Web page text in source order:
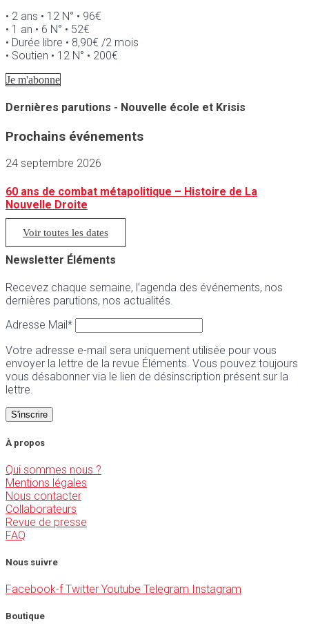
• 2 ans • 12 N° • 96€
• 1 an • 6 N° • 52€
• Durée libre • 8,90€ /2 mois
• Soutien • 12 N° • 200€
Je m'abonne
Dernières parutions - Nouvelle école et Krisis
Prochains événements
24 septembre 2026
60 ans de combat métapolitique – Histoire de La
Nouvelle Droite
Voir toutes les dates
Newsletter Éléments
Recevez chaque semaine, l’agenda des événements, nos
dernières parutions, nos actualités.
Adresse Mail*
Votre adresse e-mail sera uniquement utilisée pour vous
envoyer la lettre de la revue Éléments. Vous pouvez toujours
vous désabonner via le lien de désinscription présent sur la
lettre.
À propos
Qui sommes nous ?
Mentions légales
Nous contacter
Collaborateurs
Revue de presse
FAQ
Nous suivre
Facebook-f Twitter Youtube Telegram Instagram
Boutique